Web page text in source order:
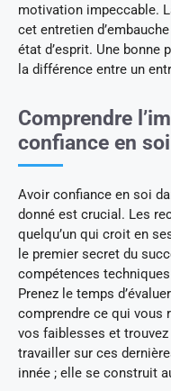
motivation impeccable.
cet entretien
état d’esprit. Une bonne
la différence entre un
Comprendre
confiance en soi
Avoir confiance en soi
donné est crucial. Les
quelqu’un qui croit en
le premier secret du
compétences
Prenez le temps
comprendre ce qui vous
vos faiblesses et
travailler sur ces
innée ; elle se construit